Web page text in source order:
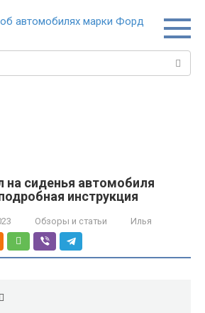
на сиденья автомобиля
инструкция
Обзоры и статьи Илья